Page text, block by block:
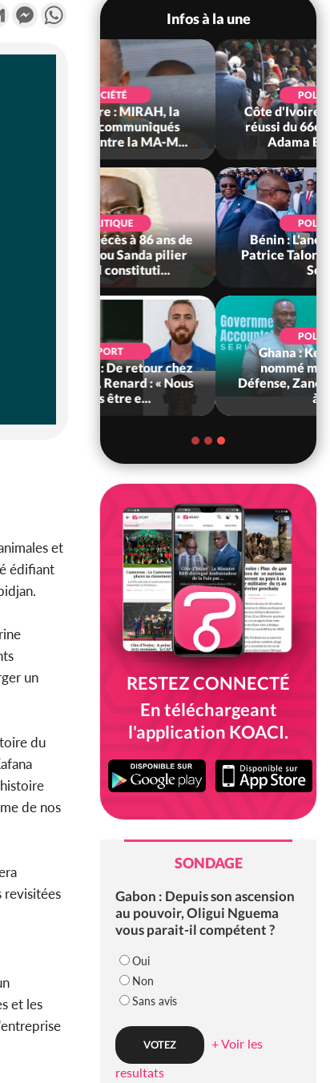
Gmail MessengerWhatsApp
et
édifiant
un
du
de nos
revisitées
et les
Infos à la une
la
POLITIQUE
Côte d'Ivoire : Après le pari
réussi du 66e anniversaire,
Adama Bictogo : «...
POLITIQUE
Bénin : L'ancien président
Patrice Talon élu à la tête du
Sénat
POLITIQUE
Ghana : Kenneth Adjei
nommé ministre de la
Défense, Zanetor A-Rawlings
à l...
RESTEZ CONNECTÉ
En téléchargeant
l'application KOACI.
SONDAGE
Gabon : Depuis son ascension
au pouvoir, Oligui Nguema
vous parait-il compétent ?
Oui
Non
Sans avis
+ Voir les
resultats